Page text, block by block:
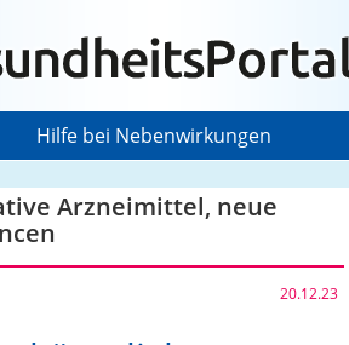
Hilfe bei Nebenwirkungen
Arzneimittel, neue
20.12.23